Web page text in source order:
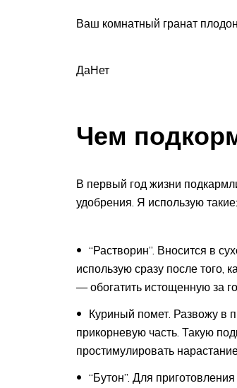
Ваш комнатный гранат
ДаНет
Чем
В первый год жизни
удобрения. Я использую такие:
“Растворин”. Вносится в
использую сразу после того,
— обогатить истощенную за
Куриный помет. Развожу в
прикорневую часть. Такую
простимулировать
“Бутон”. Для